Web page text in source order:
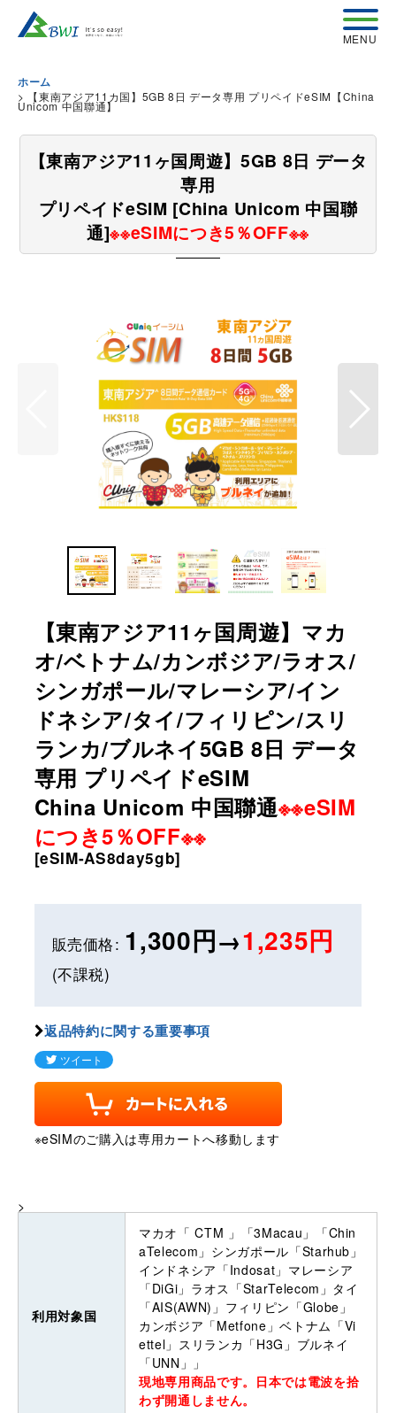
ホーム
>
【東南アジア11カ国】5GB 8日 データ専用 プリペイドeSIM【China
Unicom 中国聯通】
【東南アジア11ヶ国周遊】5GB 8日 データ
専用
プリペイドeSIM [China Unicom 中国聯
通]※※eSIMにつき5％OFF※※
【東南アジア11ヶ国周遊】マカ
オ/ベトナム/カンボジア/ラオス/
シンガポール/マレーシア/イン
ドネシア/タイ/フィリピン/スリ
ランカ/ブルネイ5GB 8日 データ
専用 プリペイドeSIM
China Unicom 中国聯通※※eSIM
につき5％OFF※※
[eSIM-AS8day5gb]
販売価格: 1,300円→1,235円
(不課税)
返品特約に関する重要事項
※eSIMのご購入は専用カートへ移動します
>
利用対象国
マカオ「 CTM 」「3Macau」「Chin
aTelecom」シンガポール「Starhub」
インドネシア「Indosat」マレーシア
「DiGi」ラオス「StarTelecom」タイ
「AIS(AWN)」フィリピン「Globe」
カンボジア「Metfone」ベトナム「Vi
ettel」スリランカ「H3G」ブルネイ
「UNN」」
現地専用商品です。日本では電波を拾
わず開通しません。